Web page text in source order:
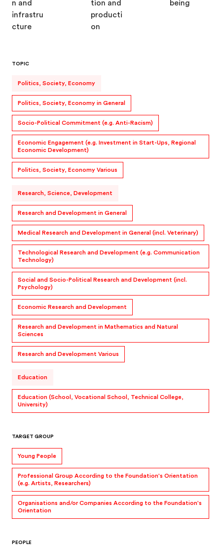
TOPIC
Politics, Society, Economy
Politics, Society, Economy in General
Socio-Political Commitment (e.g. Anti-Racism)
Economic Engagement (e.g. Investment in Start-Ups, Regional
Economic Development)
Politics, Society, Economy Various
Research, Science, Development
Research and Development in General
Medical Research and Development in General (incl. Veterinary)
Technological Research and Development (e.g. Communication
Technology)
Social and Socio-Political Research and Development (incl.
Psychology)
Economic Research and Development
Research and Development in Mathematics and Natural
Sciences
Research and Development Various
Education
Education (School, Vocational School, Technical College,
University)
TARGET GROUP
Young People
Professional Group According to the Foundation's Orientation
(e.g. Artists, Researchers)
Organisations and/or Companies According to the Foundation's
Orientation
PEOPLE